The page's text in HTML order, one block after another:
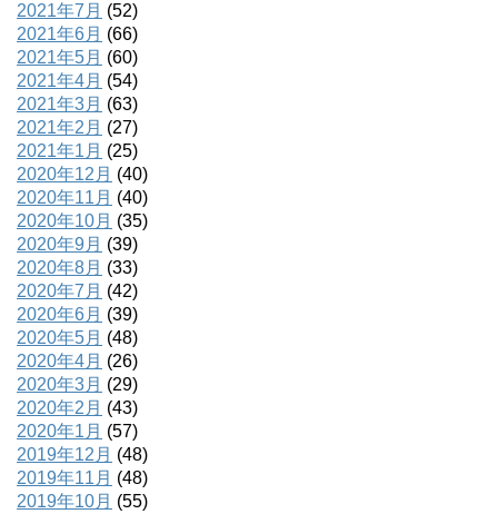
2021年7月 (52)
2021年6月 (66)
2021年5月 (60)
2021年4月 (54)
2021年3月 (63)
2021年2月 (27)
2021年1月 (25)
2020年12月 (40)
2020年11月 (40)
2020年10月 (35)
2020年9月 (39)
2020年8月 (33)
2020年7月 (42)
2020年6月 (39)
2020年5月 (48)
2020年4月 (26)
2020年3月 (29)
2020年2月 (43)
2020年1月 (57)
2019年12月 (48)
2019年11月 (48)
2019年10月 (55)